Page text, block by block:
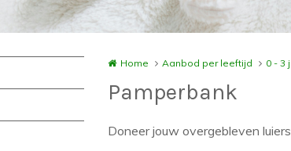
Home Aanbod per leeftijd 0 - 3
Pamperbank
Doneer jouw overgebleven